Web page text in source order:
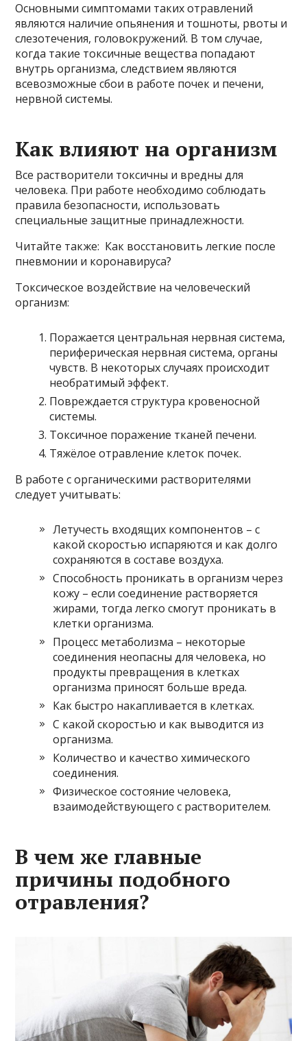
Основными симптомами таких отравлений
являются наличие опьянения и тошноты, рвоты и
слезотечения, головокружений. В том случае,
когда такие токсичные вещества попадают
внутрь организма, следствием являются
всевозможные сбои в работе почек и печени,
нервной системы.
Как влияют на организм
Все растворители токсичны и вредны для
человека. При работе необходимо соблюдать
правила безопасности, использовать
специальные защитные принадлежности.
Читайте также: Как восстановить легкие после
пневмонии и коронавируса?
Токсическое воздействие на человеческий
организм:
Поражается центральная нервная система,
периферическая нервная система, органы
чувств. В некоторых случаях происходит
необратимый эффект.
Повреждается структура кровеносной
системы.
Токсичное поражение тканей печени.
Тяжёлое отравление клеток почек.
В работе с органическими растворителями
следует учитывать:
Летучесть входящих компонентов – с
какой скоростью испаряются и как долго
сохраняются в составе воздуха.
Способность проникать в организм через
кожу – если соединение растворяется
жирами, тогда легко смогут проникать в
клетки организма.
Процесс метаболизма – некоторые
соединения неопасны для человека, но
продукты превращения в клетках
организма приносят больше вреда.
Как быстро накапливается в клетках.
С какой скоростью и как выводится из
организма.
Количество и качество химического
соединения.
Физическое состояние человека,
взаимодействующего с растворителем.
В чем же главные
причины подобного
отравления?